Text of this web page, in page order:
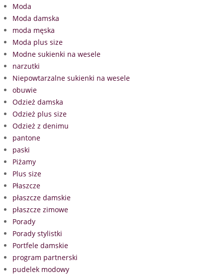
Moda
Moda damska
moda męska
Moda plus size
Modne sukienki na wesele
narzutki
Niepowtarzalne sukienki na wesele
obuwie
Odzież damska
Odzież plus size
Odzież z denimu
pantone
paski
Piżamy
Plus size
Płaszcze
płaszcze damskie
płaszcze zimowe
Porady
Porady stylistki
Portfele damskie
program partnerski
pudelek modowy